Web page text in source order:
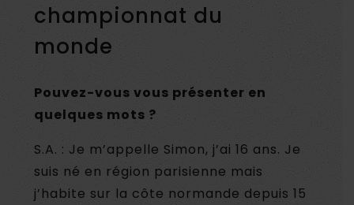
championnat du
monde
Pouvez-vous vous présenter en
quelques mots ?
S.A. : Je m’appelle Simon, j’ai 16 ans. Je
suis né en région parisienne mais
j’habite sur la côte normande depuis 15